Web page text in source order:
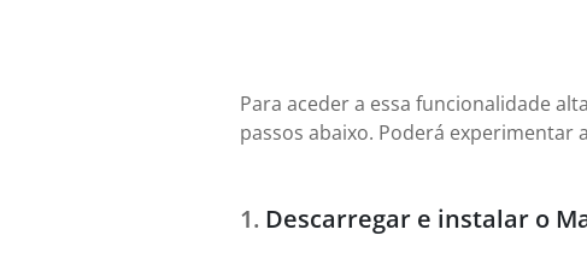
Para aceder a essa funcionalidade
passos abaixo. Poderá
Descarregar e instalar o